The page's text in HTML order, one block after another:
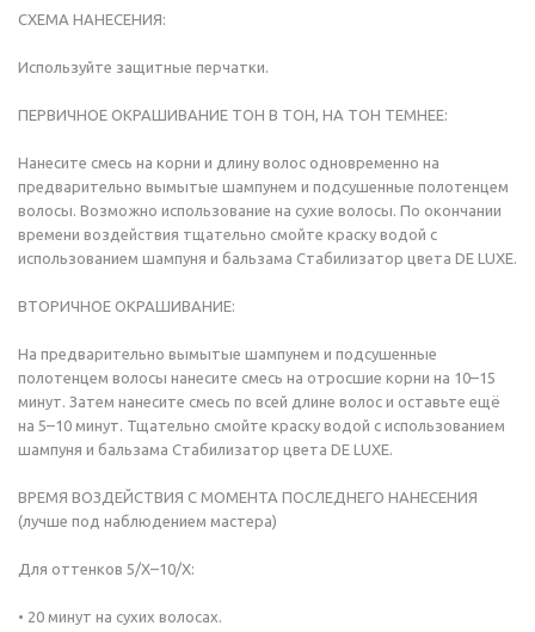
СХЕМА НАНЕСЕНИЯ:
Используйте защитные перчатки.
ПЕРВИЧНОЕ ОКРАШИВАНИЕ ТОН В ТОН, НА ТОН ТЕМНЕЕ:
Нанесите смесь на корни и длину волос одновременно на
предварительно вымытые шампунем и подсушенные полотенцем
волосы. Возможно использование на сухие волосы. По окончании
времени воздействия тщательно смойте краску водой с
использованием шампуня и бальзама Стабилизатор цвета DE LUXE.
ВТОРИЧНОЕ ОКРАШИВАНИЕ:
На предварительно вымытые шампунем и подсушенные
полотенцем волосы нанесите смесь на отросшие корни на 10–15
минут. Затем нанесите смесь по всей длине волос и оставьте ещё
на 5–10 минут. Тщательно смойте краску водой с использованием
шампуня и бальзама Стабилизатор цвета DE LUXE.
ВРЕМЯ ВОЗДЕЙСТВИЯ С МОМЕНТА ПОСЛЕДНЕГО НАНЕСЕНИЯ
(лучше под наблюдением мастера)
Для оттенков 5/Х–10/Х:
• 20 минут на сухих волосах.